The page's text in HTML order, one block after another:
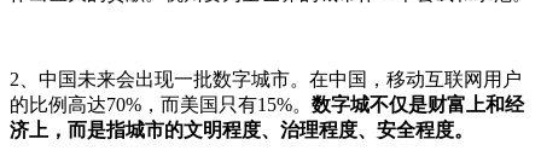
2、中国未来会出现一批数字城市。在中国，移动互联网用户
的比例高达70%，而美国只有15%。 数字城不仅是财富上和经
济上，而是指城市的文明程度、治理程度、安全程度。